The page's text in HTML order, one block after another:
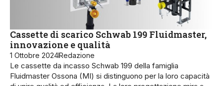
Cassette di scarico Schwab 199 Fluidmaster,
innovazione e qualità
1 Ottobre 2024Redazione
Le cassette da incasso Schwab 199 della famiglia
Fluidmaster Ossona (MI) si distinguono per la loro capacità